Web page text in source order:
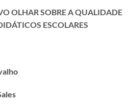
OLHAR SOBRE A QUALIDADE
ESCOLARES